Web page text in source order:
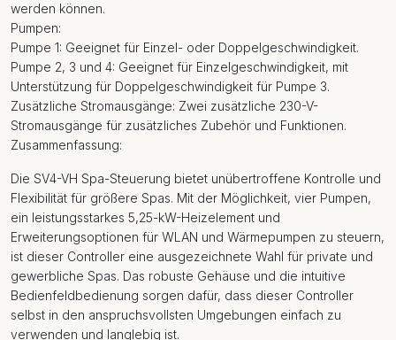
werden können.
Pumpen:
Pumpe 1: Geeignet für Einzel- oder Doppelgeschwindigkeit.
Pumpe 2, 3 und 4: Geeignet für Einzelgeschwindigkeit, mit
Unterstützung für Doppelgeschwindigkeit für Pumpe 3.
Zusätzliche Stromausgänge: Zwei zusätzliche 230-V-
Stromausgänge für zusätzliches Zubehör und Funktionen.
Zusammenfassung:
Die SV4-VH Spa-Steuerung bietet unübertroffene Kontrolle und
Flexibilität für größere Spas. Mit der Möglichkeit, vier Pumpen,
ein leistungsstarkes 5,25-kW-Heizelement und
Erweiterungsoptionen für WLAN und Wärmepumpen zu steuern,
ist dieser Controller eine ausgezeichnete Wahl für private und
gewerbliche Spas. Das robuste Gehäuse und die intuitive
Bedienfeldbedienung sorgen dafür, dass dieser Controller
selbst in den anspruchsvollsten Umgebungen einfach zu
verwenden und langlebig ist.